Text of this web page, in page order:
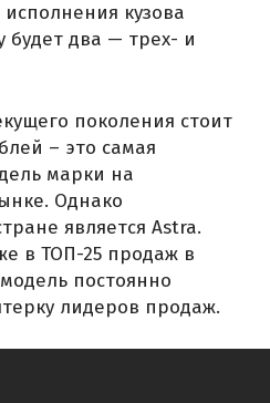
кузова
будет два — трех- и
поколения стоит
– это самая
марки на
Однако
является Astra.
в ТОП-25 продаж в
постоянно
лидеров продаж.